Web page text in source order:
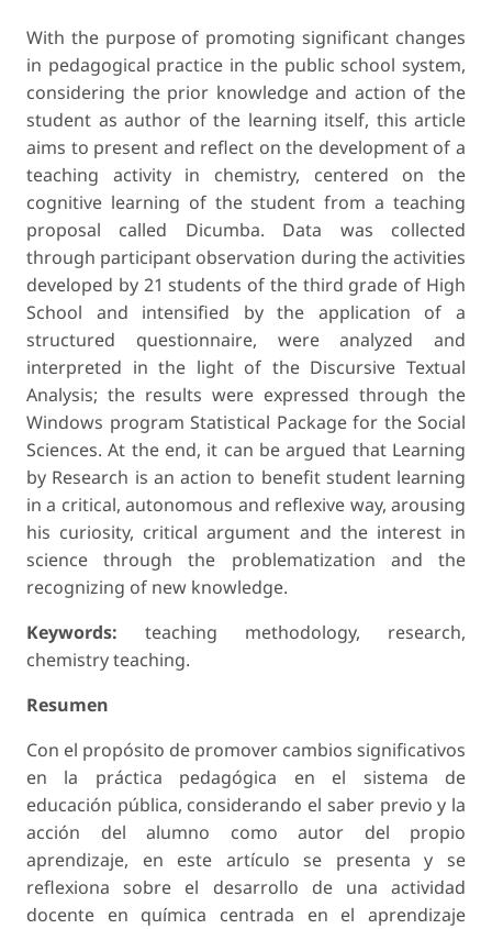
With the purpose of promoting significant changes
in pedagogical practice in the public school system,
considering the prior knowledge and action of the
student as author of the learning itself, this article
aims to present and reflect on the development of a
teaching activity in chemistry, centered on the
cognitive learning of the student from a teaching
proposal called Dicumba. Data was collected
through participant observation during the activities
developed by 21 students of the third grade of High
School and intensified by the application of a
structured questionnaire, were analyzed and
interpreted in the light of the Discursive Textual
Analysis; the results were expressed through the
Windows program Statistical Package for the Social
Sciences. At the end, it can be argued that Learning
by Research is an action to benefit student learning
in a critical, autonomous and reflexive way, arousing
his curiosity, critical argument and the interest in
science through the problematization and the
recognizing of new knowledge.
Keywords: teaching methodology, research,
chemistry teaching.
Resumen
Con el propósito de promover cambios significativos
en la práctica pedagógica en el sistema de
educación pública, considerando el saber previo y la
acción del alumno como autor del propio
aprendizaje, en este artículo se presenta y se
reflexiona sobre el desarrollo de una actividad
docente en química centrada en el aprendizaje